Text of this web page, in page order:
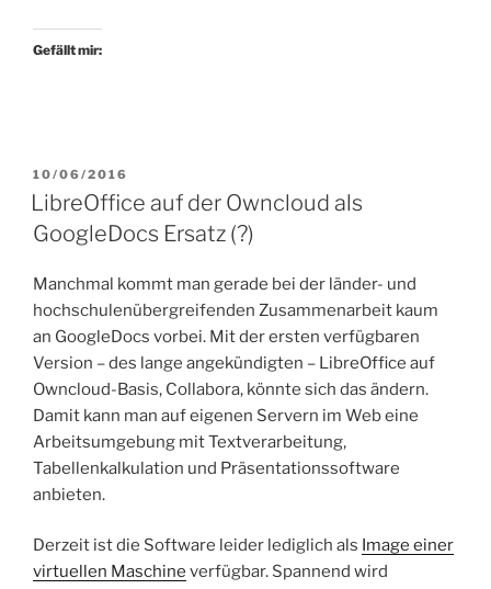
Gefällt mir:
VERÖFFENTLICHT
AM
10/06/2016
LibreOffice auf der Owncloud als
GoogleDocs Ersatz (?)
Manchmal kommt man gerade bei der länder- und
hochschulenübergreifenden Zusammenarbeit kaum
an GoogleDocs vorbei. Mit der ersten verfügbaren
Version – des lange angekündigten – LibreOffice auf
Owncloud-Basis, Collabora, könnte sich das ändern.
Damit kann man auf eigenen Servern im Web eine
Arbeitsumgebung mit Textverarbeitung,
Tabellenkalkulation und Präsentationssoftware
anbieten.
Derzeit ist die Software leider lediglich als Image einer
virtuellen Maschine verfügbar. Spannend wird